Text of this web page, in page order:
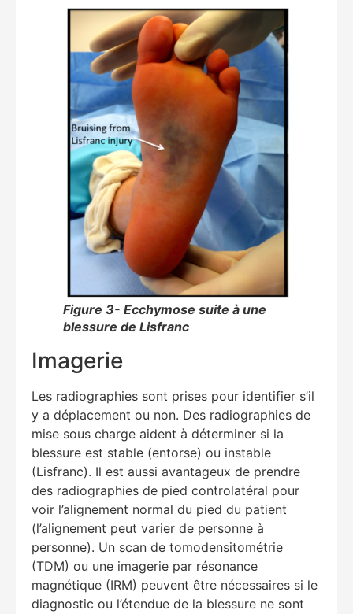
Figure 3- Ecchymose suite à une
blessure de Lisfranc
Imagerie
Les radiographies sont prises pour identifier s’il
y a déplacement ou non. Des radiographies de
mise sous charge aident à déterminer si la
blessure est stable (entorse) ou instable
(Lisfranc). Il est aussi avantageux de prendre
des radiographies de pied controlatéral pour
voir l’alignement normal du pied du patient
(l’alignement peut varier de personne à
personne). Un scan de tomodensitométrie
(TDM) ou une imagerie par résonance
magnétique (IRM) peuvent être nécessaires si le
diagnostic ou l’étendue de la blessure ne sont